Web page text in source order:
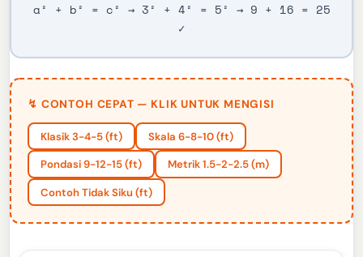
a² + b² = c² → 3² + 4² = 5² → 9 + 16 = 25
✓
↯ CONTOH CEPAT — KLIK UNTUK MENGISI
Klasik 3-4-5 (ft) Skala 6-8-10 (ft)
Pondasi 9-12-15 (ft) Metrik 1.5-2-2.5 (m)
Contoh Tidak Siku (ft)